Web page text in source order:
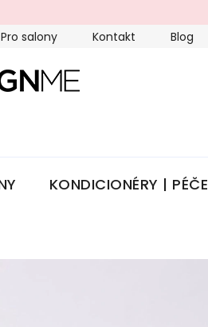
Pro salony Kontakt Blog
KONDICIONÉRY | PÉČE